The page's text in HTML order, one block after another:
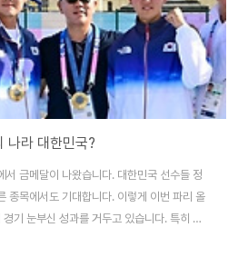
나라 대한민국?
서 금메달이 나왔습니다. 대한민국 선수들 정
종목에서도 기대합니다. 이렇게 이번 파리 올
기 눈부신 성과를 거두고 있습니다. 특히 양
패는 전 세계의 주목을 받고 있습니다. 그래